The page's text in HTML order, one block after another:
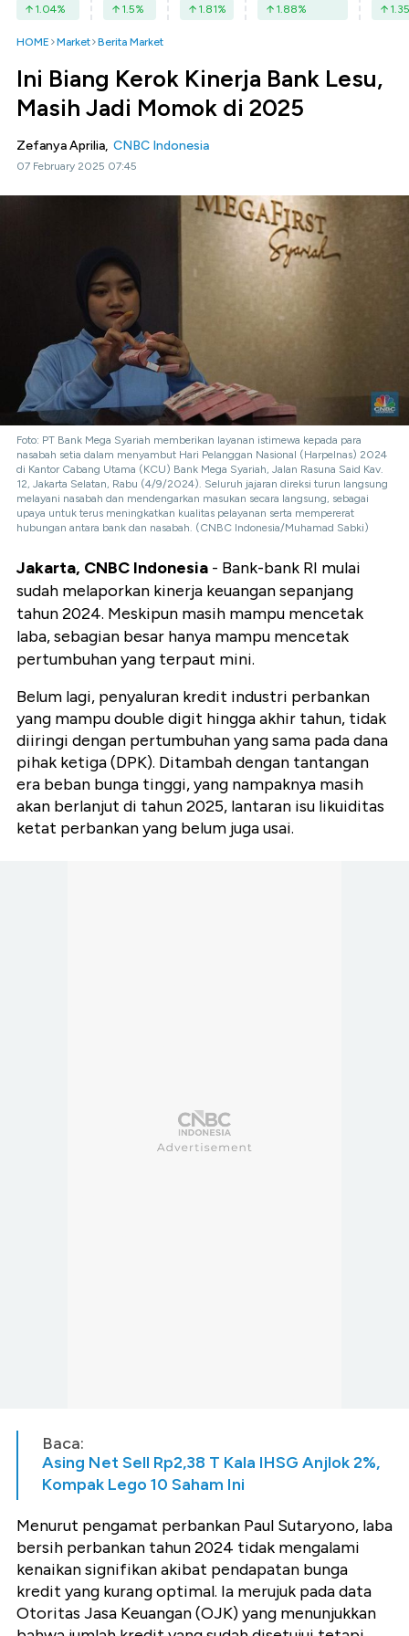
1.04% 1.5% 1.81% 1.88% 1.35
HOME Market Berita Market
Ini Biang Kerok Kinerja Bank Lesu,
Masih Jadi Momok di 2025
Zefanya Aprilia, CNBC Indonesia
07 February 2025 07:45
Foto: PT Bank Mega Syariah memberikan layanan istimewa kepada para
nasabah setia dalam menyambut Hari Pelanggan Nasional (Harpelnas) 2024
di Kantor Cabang Utama (KCU) Bank Mega Syariah, Jalan Rasuna Said Kav.
12, Jakarta Selatan, Rabu (4/9/2024). Seluruh jajaran direksi turun langsung
melayani nasabah dan mendengarkan masukan secara langsung, sebagai
upaya untuk terus meningkatkan kualitas pelayanan serta mempererat
hubungan antara bank dan nasabah. (CNBC Indonesia/Muhamad Sabki)
Jakarta, CNBC Indonesia - Bank-bank RI mulai
sudah melaporkan kinerja keuangan sepanjang
tahun 2024. Meskipun masih mampu mencetak
laba, sebagian besar hanya mampu mencetak
pertumbuhan yang terpaut mini.
Belum lagi, penyaluran kredit industri perbankan
yang mampu double digit hingga akhir tahun, tidak
diiringi dengan pertumbuhan yang sama pada dana
pihak ketiga (DPK). Ditambah dengan tantangan
era beban bunga tinggi, yang nampaknya masih
akan berlanjut di tahun 2025, lantaran isu likuiditas
ketat perbankan yang belum juga usai.
Baca:
Asing Net Sell Rp2,38 T Kala IHSG Anjlok 2%,
Kompak Lego 10 Saham Ini
Menurut pengamat perbankan Paul Sutaryono, laba
bersih perbankan tahun 2024 tidak mengalami
kenaikan signifikan akibat pendapatan bunga
kredit yang kurang optimal. Ia merujuk pada data
Otoritas Jasa Keuangan (OJK) yang menunjukkan